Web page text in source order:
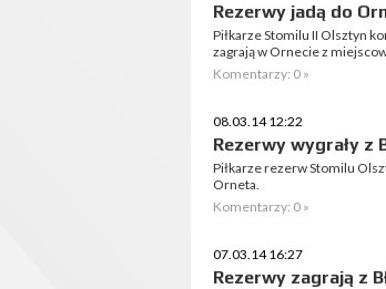
Rezerwy jadą do
Piłkarze Stomilu II Olsztyn
zagrają w Ornecie z
Komentarzy: 0 »
08.03.14 12:22
Rezerwy wygrały z
Piłkarze rezerw Stomilu
Orneta.
Komentarzy: 0 »
07.03.14 16:27
Rezerwy zagrają z